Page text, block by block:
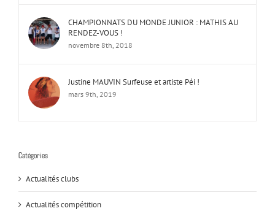
CHAMPIONNATS DU MONDE JUNIOR : MATHIS AU
RENDEZ-VOUS !
novembre 8th, 2018
Justine MAUVIN Surfeuse et artiste Péi !
mars 9th, 2019
Catégories
Actualités clubs
Actualités compétition